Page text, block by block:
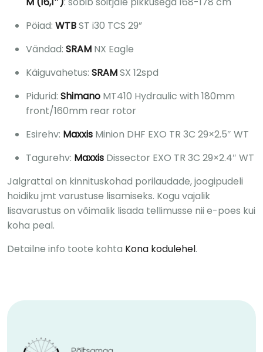
Pöiad: WTBST i30 TCS 29”
Vändad: SRAM NX Eagle
Käiguvahetus: SRAMSX 12spd
Pidurid: Shimano MT410 Hydraulic with 180mm
front/160mm rear rotor
Esirehv: Maxxis Minion DHF EXO TR 3C 29×2.5″ WT
Tagurehv: Maxxis Dissector EXO TR 3C 29×2.4″ WT
Jalgrattal on kinnituskohad porilaudade, joogipudeli
hoidiku jmt varustuse lisamiseks. Kogu vajalik
lisavarustus on võimalik lisada tellimusse nii e-poes kui
koha peal.
Detailne info toote kohta Kona kodulehel.